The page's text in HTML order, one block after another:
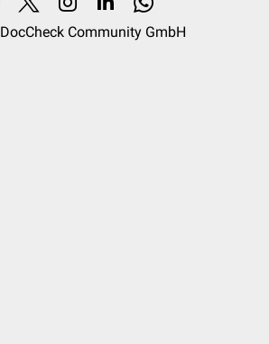
DocCheck Community GmbH